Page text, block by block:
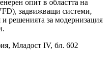
опит в областта на
задвижващи системи,
решенията за модернизация
Младост IV, бл. 602